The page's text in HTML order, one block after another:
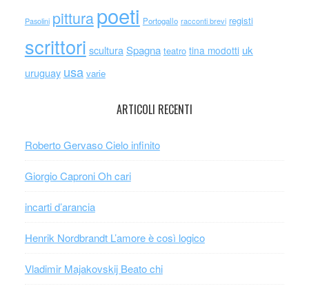
Pasolini pitturapoeti Portogallo racconti brevi registi
scrittori scultura Spagna teatro tina modotti uk
uruguay usa varie
ARTICOLI RECENTI
Roberto Gervaso Cielo infinito
Giorgio Caproni Oh cari
incarti d’arancia
Henrik Nordbrandt L’amore è così logico
Vladimir Majakovskij Beato chi